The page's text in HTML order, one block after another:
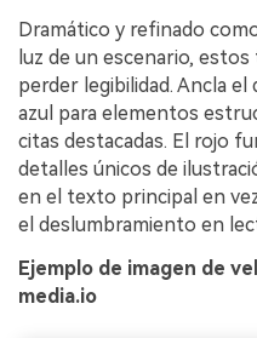
Dramático y refinado
luz de un escenario,
perder legibilidad. Ancla
azul para elementos
citas destacadas. El rojo
detalles únicos de
en el texto principal en
el deslumbramiento en
Ejemplo de imagen de
media.io